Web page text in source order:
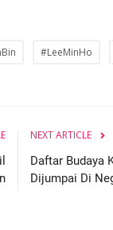
#LeeMinHo
NEXT ARTICLE
Daftar Budaya
Dijumpai Di